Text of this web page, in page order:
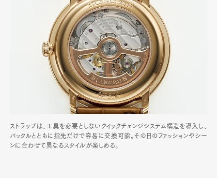
ストラップは、工具を必要としないクイックチェンジシステム構造を導入し、
バックルとともに指先だけで容易に交換可能。その日のファッションやシー
ンに合わせて異なるスタイルが楽しめる。